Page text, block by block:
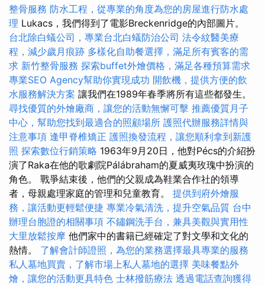
整骨服務 防水工程，從專業的角度為您的房屋進行防水處
理 Lukacs，我們得到了電影Breckenridge的內部圖片。
台北除白蟻公司，專業台北白蟻防治公司 法令紋醫美療
程，減少歲月痕跡 多樣化自助餐選擇，滿足所有賓客的需
求 新竹整骨服務 探索buffet外燴價格，滿足各種預算需求
專業SEO Agency幫助你實現成功 開飲機，提供方便的飲
水服務解決方案 讓我們在1989年春季將所有這些都發生。
尋找優質的外燴廠商，讓您的活動無懈可擊 推薦優質月子
中心，幫助您找到最適合的照顧場所 護照代辦服務詳情與
注意事項 逢甲脊椎矯正 護照換發流程，讓您順利拿到新護
照 探索數位行銷策略 1963年9月20日，他對Pécs的介紹扮
演了Raka在他的歌劇院Pálábraham的夏威夷玫瑰中扮演的
角色。 戰爭結束後，他們的父親成為鞋業合作社的領導
者，母親處理家庭的管理和兒童教育。 提供到府外燴服
務，讓活動更輕鬆便捷 專業冷氣清洗，提升空氣品質 台中
辦理台胞證的相關事項 不鏽鋼洗手台，兼具美觀與實用性
大里放鬆按摩 他們家中的書籍已經確定了對文學和文化的
熱情。 了解會計師證照，為您的業務選擇最具專業的服務
私人墓地買賣，了解市場上私人墓地的選擇 美味餐點外
燴，讓您的活動更具特色 士林撥筋療法 透過電話查詢獲得